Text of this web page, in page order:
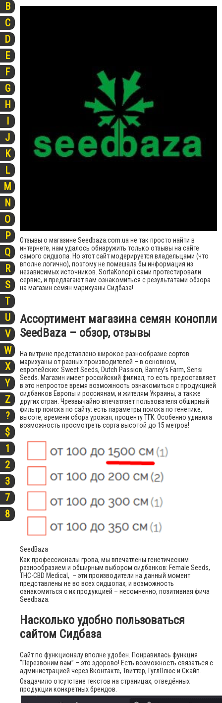
B
C
D
E
F
G
H
I
J
K
L
M
N
O
P
Q
R
S
T
U
V
W
X
Y
Z
?
$
1
2
3
7
8
Отзывы о магазине Seedbaza.com.ua не так просто найти в
интернете, нам удалось обнаружить только отзывы на сайте
самого сидшопа. Но этот сайт модерируется владельцами (что
вполне логично), поэтому не помешала бы информация из
независимых источников. SortaKonopli сами протестировали
сервис, и предлагают вам ознакомиться с результатами обзора
на магазин семян марихуаны Сидбаза!
Ассортимент магазина семян конопли
SeedBaza – обзор, отзывы
На витрине представлено широкое разнообразие сортов
марихуаны от разных производителей – в основном,
европейских: Sweet Seeds, Dutch Passion, Barney’s Farm, Sensi
Seeds. Магазин имеет российский филиал, то есть предоставляет
в это непростое время возможность ознакомиться с продукцией
сидбанков Европы и россиянам, и жителям Украины, а также
других стран. Чрезвычайно впечатляет пользователя обширный
фильтр поиска по сайту: есть параметры поиска по генетике,
высоте, времени сбора урожая, проценту ТГК. Особенно удивила
возможность просмотреть сорта высотой до 15 метров!
SeedBaza
Как профессионалы грова, мы впечатлены генетическим
разнообразием и обширным выбором сидбанков: Female Seeds,
THC-CBD Medical, – эти производители на данный момент
представлены не во всех сидшопах, и возможность
ознакомиться с их продукцией – несомненно, позитивная фича
Seedbaza.
Насколько удобно пользоваться
сайтом Сидбаза
Сайт по функционалу вполне удобен. Понравилась функция
“Перезвоним вам” – это здорово! Есть возможность связаться с
администрацией через Вконтакте, Твиттер, ГуглПлюс и Скайп.
Озадачило отсутствие текстов на страницах, отведённых
продукции конкретных брендов.